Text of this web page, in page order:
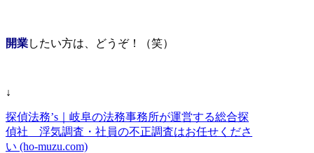
開業したい方は、どうぞ！（笑）
↓
探偵法務’s｜岐阜の法務事務所が運営する総合探
偵社 浮気調査・社員の不正調査はお任せくださ
い (ho-muzu.com)